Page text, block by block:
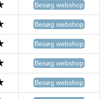
Besøg webshop
Besøg webshop
Besøg webshop
Besøg webshop
Besøg webshop